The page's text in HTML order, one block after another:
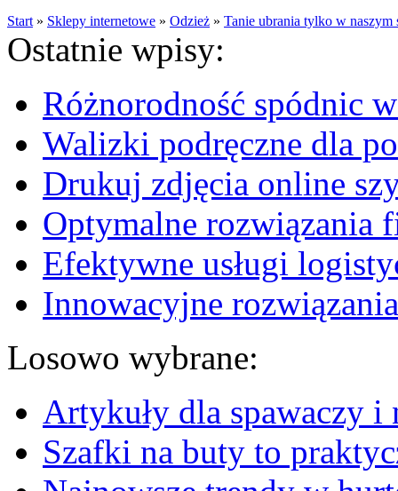
Start » Sklepy internetowe » Odzież » Tanie ubrania tylko w naszym
Ostatnie wpisy:
Różnorodność spódnic
Walizki podręczne dla
Drukuj zdjęcia online
Optymalne rozwiązania
Efektywne usługi
Innowacyjne
Losowo wybrane:
Artykuły dla spawaczy
Szafki na buty to